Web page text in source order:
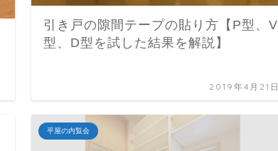
引き戸の隙間テープの貼り方【P型、V
型、D型を試した結果を解説】
2019年4月21日
平屋の内覧会